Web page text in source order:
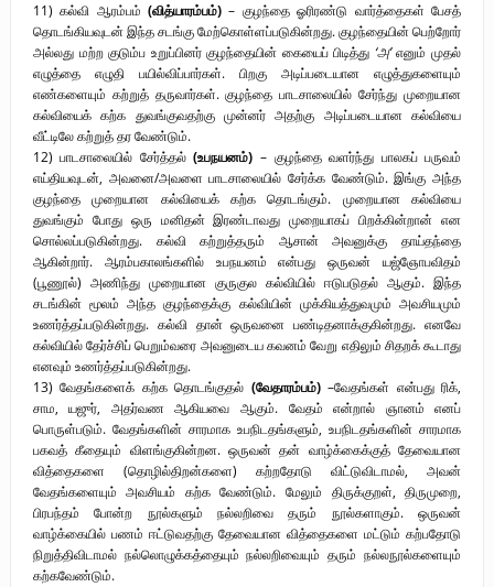
11) கல்வி ஆரம்பம்(வித்யாரம்பம்) – குழந்தை ஓரிரண்டு வார்த்தைகள் பேசத்
தொடங்கியவுடன் இந்த சடங்கு மேற்கொள்ளப்படுகின்றது. குழந்தையின் பெற்றோர்
அல்லது மற்ற குடும்ப உறுப்பினர் குழந்தையின் கையைப் பிடித்து ‘அ’எனும் முதல்
எழுத்தை எழுதி பயில்விப்பார்கள். பிறகு அடிப்படையான எழுத்துகளையும்
எண்களையும் கற்றுத் தருவார்கள். குழந்தை பாடசாலையில் சேர்ந்து முறையான
கல்வியைக் கற்க துவங்குவதற்கு முன்னர் அதற்கு அடிப்படையான கல்வியை
வீட்டிலே கற்றுத் தர வேண்டும்.
12) பாடசாலையில் சேர்த்தல்(உபநயனம்) – குழந்தை வளர்ந்து பாலகப் பருவம்
எய்தியவுடன், அவனை/அவளை பாடசாலையில் சேர்க்க வேண்டும். இங்கு அந்த
குழந்தை முறையான கல்வியைக் கற்க தொடங்கும். முறையான கல்வியை
துவங்கும் போது ஒரு மனிதன் இரண்டாவது முறையாகப் பிறக்கின்றான் என
சொல்லப்படுகின்றது. கல்வி கற்றுத்தரும் ஆசான் அவனுக்கு தாய்தந்தை
ஆகின்றார். ஆரம்பகாலங்களில் உபநயனம் என்பது ஒருவன் யஜ்ஞோபவிதம்
(பூணூல்) அணிந்து முறையான குருகுல கல்வியில் ஈடுபடுதல் ஆகும். இந்த
சடங்கின் மூலம் அந்த குழந்தைக்கு கல்வியின் முக்கியத்துவமும் அவசியமும்
உணர்த்தப்படுகின்றது. கல்வி தான் ஒருவனை பண்டிதனாக்குகின்றது. எனவே
கல்வியில் தேர்ச்சிப் பெறும்வரை அவனுடைய கவனம் வேறு எதிலும் சிதறக் கூடாது
எனவும் உணர்த்தப்படுகின்றது.
13) வேதங்களைக் கற்க தொடங்குதல் (வேதாரம்பம்)–வேதங்கள் என்பது ரிக்,
சாம, யஜுர், அதர்வண ஆகியவை ஆகும். வேதம் என்றால் ஞானம் எனப்
பொருள்படும். வேதங்களின் சாரமாக உபநிடதங்களும், உபநிடதங்களின் சாரமாக
பகவத் கீதையும் விளங்குகின்றன. ஒருவன் தன் வாழ்க்கைக்குத் தேவையான
வித்தைகளை (தொழில்திறன்களை) கற்றதோடு விட்டுவிடாமல், அவன்
வேதங்களையும் அவசியம் கற்க வேண்டும். மேலும் திருக்குறள், திருமுறை,
பிரபந்தம் போன்ற நூல்களும் நல்லறிவை தரும் நூல்களாகும். ஒருவன்
வாழ்க்கையில் பணம் ஈட்டுவதற்கு தேவையான வித்தைகளை மட்டும் கற்பதோடு
நிறுத்திவிடாமல் நல்லொழுக்கத்தையும் நல்லறிவையும் தரும் நல்லநூல்களையும்
கற்கவேண்டும்.